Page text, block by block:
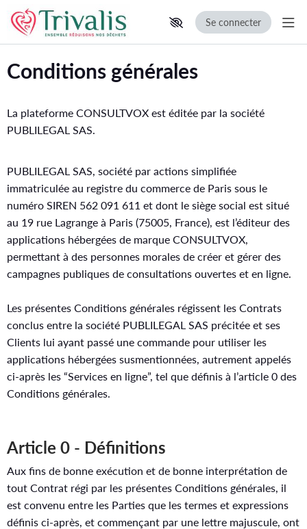
Se connecter
Conditions générales
La plateforme CONSULTVOX est éditée par la société
PUBLILEGAL SAS.
PUBLILEGAL SAS, société par actions simplifiée
immatriculée au registre du commerce de Paris sous le
numéro SIREN 562 091 611 et dont le siège social est situé
au 19 rue Lagrange à Paris (75005, France), est l’éditeur des
applications hébergées de marque CONSULTVOX,
permettant à des personnes morales de créer et gérer des
campagnes publiques de consultations ouvertes et en ligne.
Les présentes Conditions générales régissent les Contrats
conclus entre la société PUBLILEGAL SAS précitée et ses
Clients lui ayant passé une commande pour utiliser les
applications hébergées susmentionnées, autrement appelés
ci-après les “Services en ligne”, tel que définis à l’article 0 des
Conditions générales.
Article 0 - Définitions
Aux fins de bonne exécution et de bonne interprétation de
tout Contrat régi par les présentes Conditions générales, il
est convenu entre les Parties que les termes et expressions
définis ci-après, et commençant par une lettre majuscule, ont